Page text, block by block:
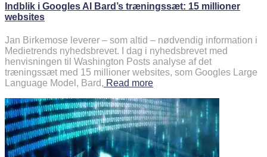
Indblik i Googles AI Bard’s træningssæt: 15 millioner
websites
Jan Birkemose leverer – som altid – nødvendig information i
Medietrends nyhedsbrevet. I dag i nyhedsbrevet med
henvisningen til Washington Posts analyse af det
træningssæt med 15 millioner websites, som Googles Large
Language Model, Bard, Read more